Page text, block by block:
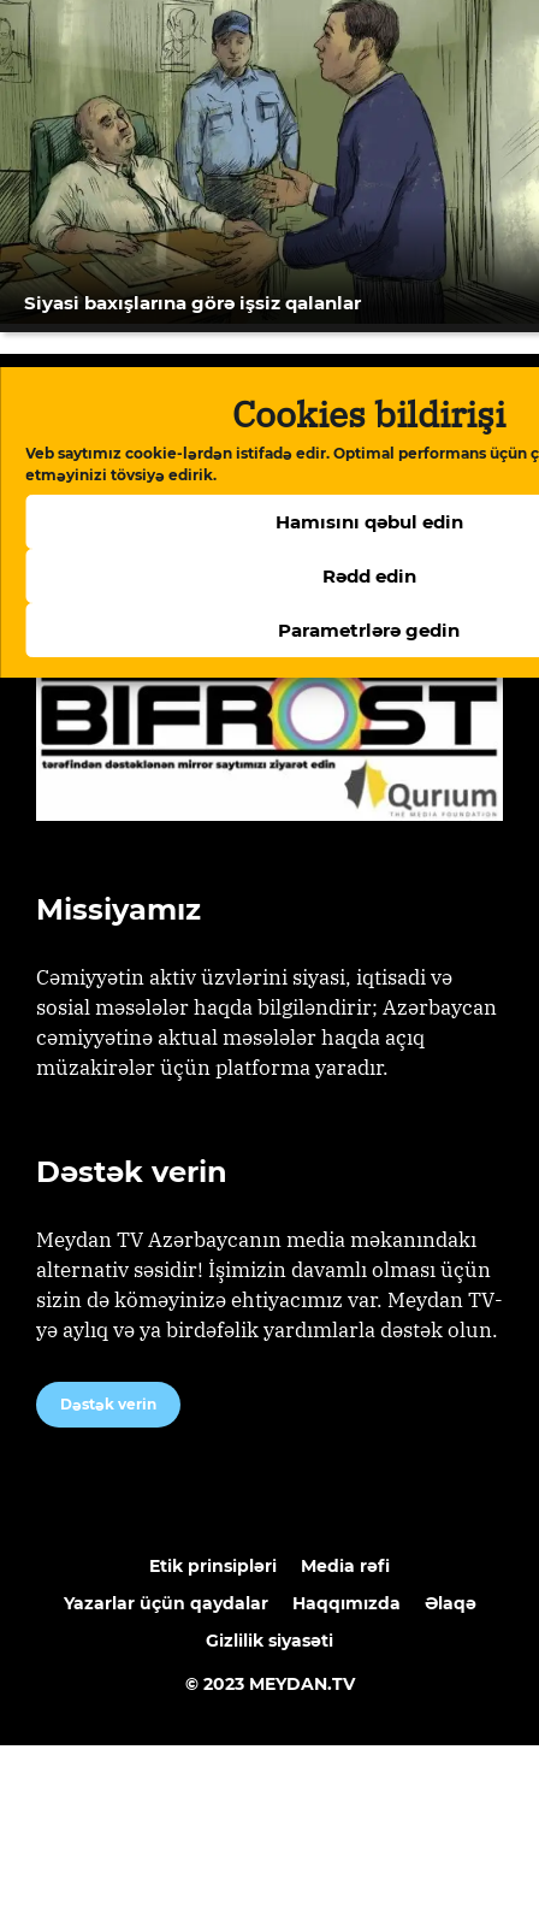
Cookies bildirişi
Veb saytımız cookie-lərdən istifadə edir. Optimal performans üçün
etməyinizi tövsiyə edirik.
Hamısını qəbul edin
Rədd edin
Parametrlərə gedin
Siyasi baxışlarına görə işsiz qalanlar
Instagram
YouTube
Missiyamız
Cəmiyyətin aktiv üzvlərini siyasi, iqtisadi və
sosial məsələlər haqda bilgiləndirir; Azərbaycan
cəmiyyətinə aktual məsələlər haqda açıq
müzakirələr üçün platforma yaradır.
Dəstək verin
Meydan TV Azərbaycanın media məkanındakı
alternativ səsidir! İşimizin davamlı olması üçün
sizin də köməyinizə ehtiyacımız var. Meydan TV-
yə aylıq və ya birdəfəlik yardımlarla dəstək olun.
Dəstək verin
Etik prinsipləri
Media rəfi
Yazarlar üçün qaydalar
Haqqımızda
Əlaqə
Gizlilik siyasəti
© 2023 MEYDAN.TV